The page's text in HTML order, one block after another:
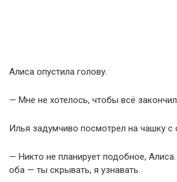
Алиса опустила голову.
— Мне не хотелось, чтобы всё
Илья задумчиво посмотрел на чашку
— Никто не планирует подобное,
оба — ты скрывать, я узнавать.